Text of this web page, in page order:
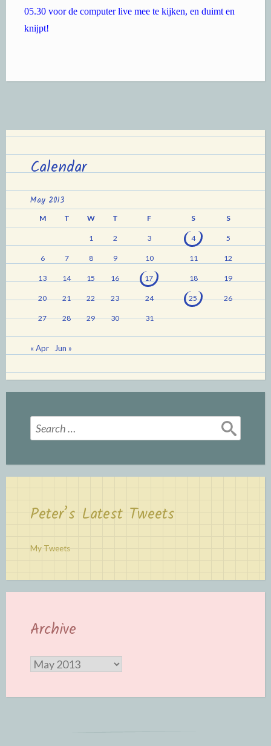
05.30 voor de computer live mee te kijken, en duimt en
knijpt!
Calendar
May 2013
M T W T F S S
1 2 3 4 5
6 7 8 9 10 11 12
13 14 15 16 17 18 19
20 21 22 23 24 25 26
27 28 29 30 31
« Apr Jun »
Search
for:
Peter’s Latest Tweets
My Tweets
Archive
Archive